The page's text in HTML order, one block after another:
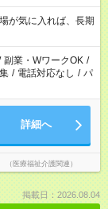
はご案内できませ
保険への加入対象
則禁止）により、
があります
気に入れば、長期
副業・WワークOK /
/ 電話対応なし / パ
詳細へ
医療福祉介護関連）
掲載日：2026.08.04